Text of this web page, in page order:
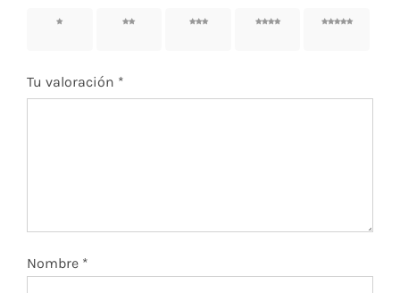
1 de 5
2 de 5
3 de 5
4 de 5
5 de 5
Tu valoración *
Nombre *